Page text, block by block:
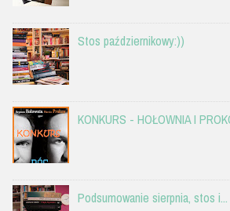
Stos październikowy:))
KONKURS - HOŁOWNIA I
Podsumowanie sierpnia, stos